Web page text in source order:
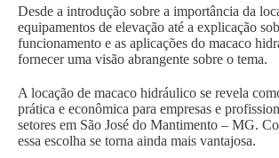
Desde a introdução sobre a importância da
equipamentos de elevação até a explicação
funcionamento e as aplicações do macaco
fornecer uma visão abrangente sobre o tema.
A locação de macaco hidráulico se revela
prática e econômica para empresas e
setores em São José do Mantimento – MG.
essa escolha se torna ainda mais vantajosa.